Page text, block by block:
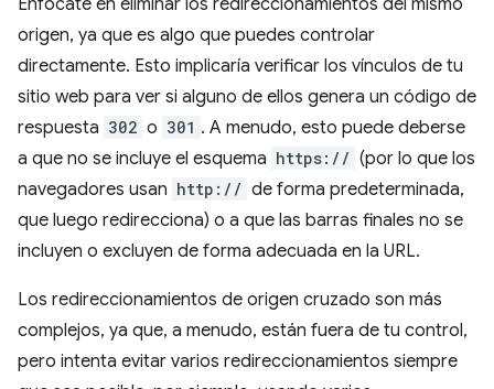
Enfócate en eliminar los redireccionamientos del mismo
origen, ya que es algo que puedes controlar
directamente. Esto implicaría verificar los vínculos de tu
sitio web para ver si alguno de ellos genera un código de
respuesta 302 o 301 . A menudo, esto puede deberse
a que no se incluye el esquema https:// (por lo que los
navegadores usan http:// de forma predeterminada,
que luego redirecciona) o a que las barras finales no se
incluyen o excluyen de forma adecuada en la URL.
Los redireccionamientos de origen cruzado son más
complejos, ya que, a menudo, están fuera de tu control,
pero intenta evitar varios redireccionamientos siempre